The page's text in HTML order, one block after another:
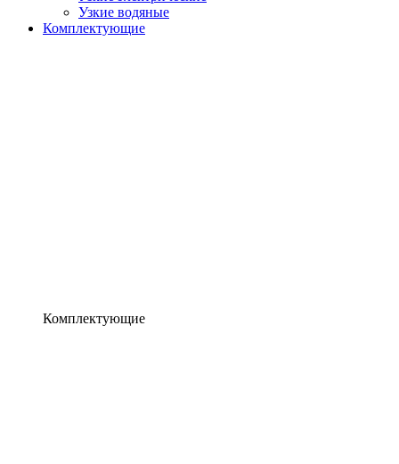
Узкие водяные
Комплектующие
Комплектующие